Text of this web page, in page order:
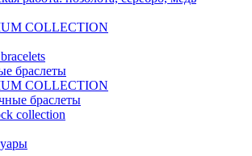
COLLECTION
браслеты
COLLECTION
браслеты
collection